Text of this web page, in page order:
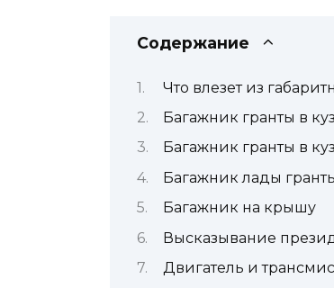
Содержание
Что влезет из
Багажник гранты в
Багажник гранты в
Багажник лады
Багажник на крышу
Высказывание
Двигатель и